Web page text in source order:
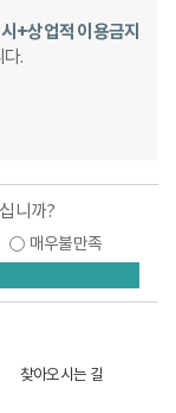
+상업적 이용금지
.
니까?
매우불만족
찾아오시는 길